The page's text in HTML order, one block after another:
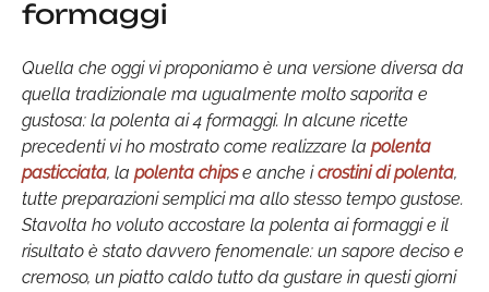
formaggi
Quella che oggi vi proponiamo è una versione diversa da
quella tradizionale ma ugualmente molto saporita e
gustosa: la polenta ai 4 formaggi. In alcune ricette
precedenti vi ho mostrato come realizzare la polenta
pasticciata, la polenta chipse anche icrostini di polenta,
tutte preparazioni semplici ma allo stesso tempo gustose.
Stavolta ho voluto accostare la polenta ai formaggi e il
risultato è stato davvero fenomenale: un sapore deciso e
cremoso, un piatto caldo tutto da gustare in questi giorni